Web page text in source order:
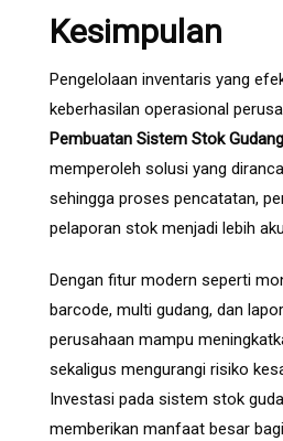
Kesimpulan
Pengelolaan inventaris yang
keberhasilan operasional
Pembuatan Sistem Stok Gudang
memperoleh solusi yang
sehingga proses pencatatan,
pelaporan stok menjadi lebih
Dengan fitur modern seperti
barcode, multi gudang, dan
perusahaan mampu
sekaligus mengurangi risiko
Investasi pada sistem stok
memberikan manfaat besar